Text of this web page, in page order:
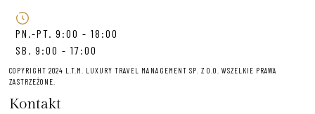
PN.-PT. 9:00 - 18:00
SB. 9:00 - 17:00
COPYRIGHT 2024 L.T.M. LUXURY TRAVEL MANAGEMENT SP. Z O.O. WSZELKIE PRAWA
ZASTRZEŻONE.
Kontakt